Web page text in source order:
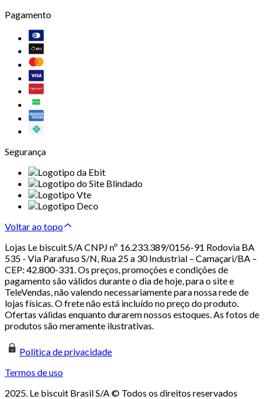
Pagamento
Segurança
Voltar ao topo
Lojas Le biscuit S/A CNPJ nº 16.233.389/0156-91 Rodovia BA
535 - Via Parafuso S/N, Rua 25 a 30 Industrial – Camaçari/BA –
CEP: 42.800-331. Os preços, promoções e condições de
pagamento são válidos durante o dia de hoje, para o site e
TeleVendas, não valendo necessariamente para nossa rede de
lojas físicas. O frete não está incluído no preço do produto.
Ofertas válidas enquanto durarem nossos estoques. As fotos de
produtos são meramente ilustrativas.
Politica de privacidade
Termos de uso
2025. Le biscuit Brasil S/A © Todos os direitos reservados